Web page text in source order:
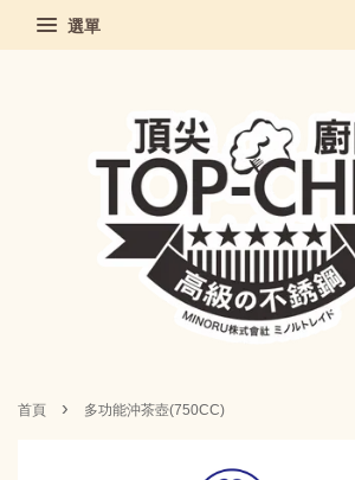
選單
首頁 › 多功能沖茶壺(750CC)